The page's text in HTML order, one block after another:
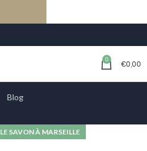
0 €0,00
Blog
LE SAVON À MARSEILLE